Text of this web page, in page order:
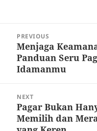
navigation
PREVIOUS
Previous
post:
Menjaga
Panduan Seru
Idamanmu
NEXT
Next
post:
Pagar Bukan
Memilih dan